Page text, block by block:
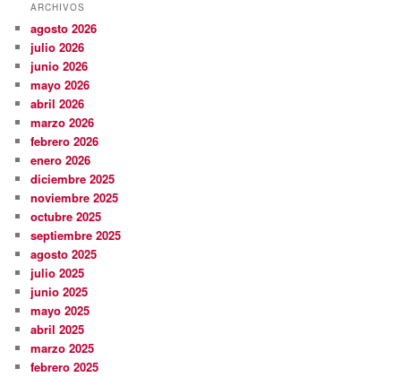
ARCHIVOS
agosto 2026
julio 2026
junio 2026
mayo 2026
abril 2026
marzo 2026
febrero 2026
enero 2026
diciembre 2025
noviembre 2025
octubre 2025
septiembre 2025
agosto 2025
julio 2025
junio 2025
mayo 2025
abril 2025
marzo 2025
febrero 2025